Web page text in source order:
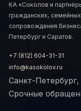
КА «Соколов и
гражданских,
сопровождения
Петербург и Саратов.
+7 (812) 604-31-31
info@kasokolov.ru
Санкт-
Срочные